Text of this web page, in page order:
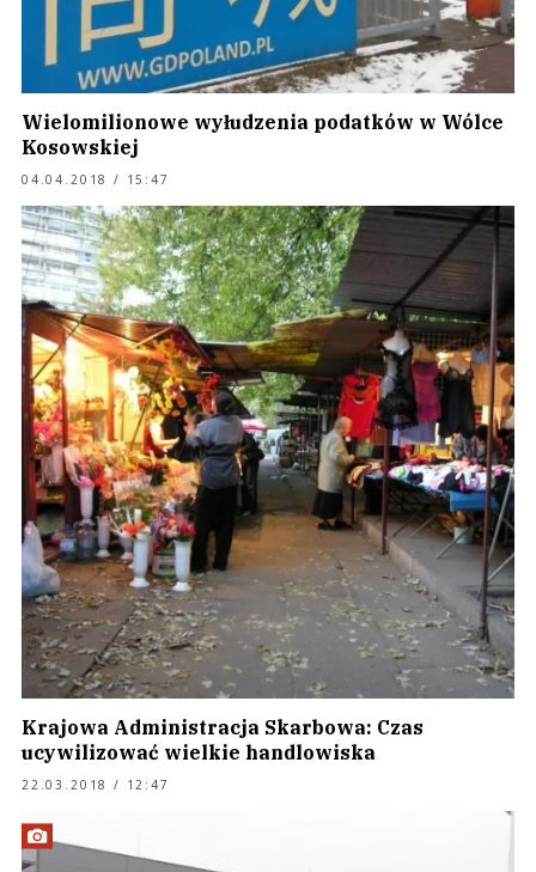
Wielomilionowe wyłudzenia podatków w Wólce
Kosowskiej
04.04.2018 / 15:47
Krajowa Administracja Skarbowa: Czas
ucywilizować wielkie handlowiska
22.03.2018 / 12:47